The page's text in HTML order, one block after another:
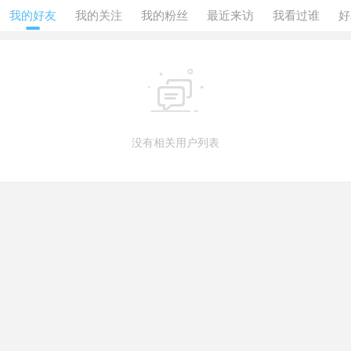
我的好友 我的关注 我的粉丝 最近来访 我看过谁

没有相关用户列表